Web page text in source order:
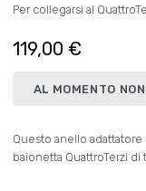
Per collegarsi al
119,00 €
AL MOMENTO
Questo anello
baionetta QuattroTerzi